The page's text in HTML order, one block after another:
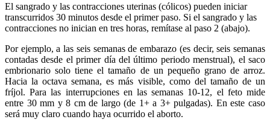
El sangrado y las contracciones uterinas (cólicos) pueden iniciar
transcurridos 30 minutos desde el primer paso. Si el sangrado y las
contracciones no inician en tres horas, remítase al paso 2 (abajo).
Por ejemplo, a las seis semanas de embarazo (es decir, seis semanas
contadas desde el primer día del último periodo menstrual), el saco
embrionario solo tiene el tamaño de un pequeño grano de arroz.
Hacia la octava semana, es más visible, como del tamaño de un
fríjol. Para las interrupciones en las semanas 10-12, el feto mide
entre 30 mm y 8 cm de largo (de 1+ a 3+ pulgadas). En este caso
será muy claro cuando haya ocurrido el aborto.